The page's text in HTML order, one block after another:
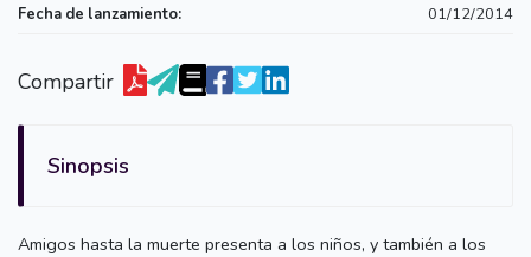
Fecha de lanzamiento:
01/12/2014
Compartir
Sinopsis
Amigos hasta la muerte presenta a los niños, y también a los